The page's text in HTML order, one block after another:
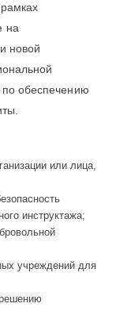
на
новой
обеспечению
или лица,
инструктажа;
учреждений для